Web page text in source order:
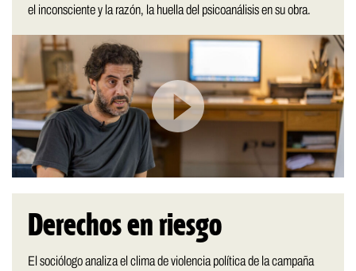
el inconsciente y la razón, la huella del psicoanálisis en su obra.
Derechos en riesgo
El sociólogo analiza el clima de violencia política de la campaña